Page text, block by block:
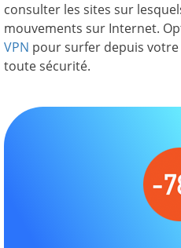
consulter les sites sur
mouvements sur Internet.
VPN pour surfer depuis votre
toute sécurité.